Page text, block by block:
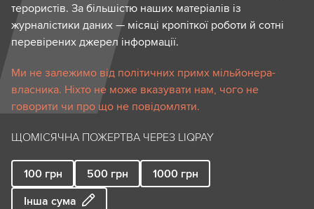
терористів. За більшістю наших матеріалів із
журналістики даних — місяці кропіткої роботи й сотні
перевірених джерел інформації.
Ми не залежимо від політичних примх мільйонера-
власника. Ніхто не може вказувати нам, чого не
говорити чи про що не повідомляти.
ЩОМІСЯЧНА ПОЖЕРТВА ЧЕРЕЗ LIQPAY
100 грн 500 грн 1000 грн
Інша сума